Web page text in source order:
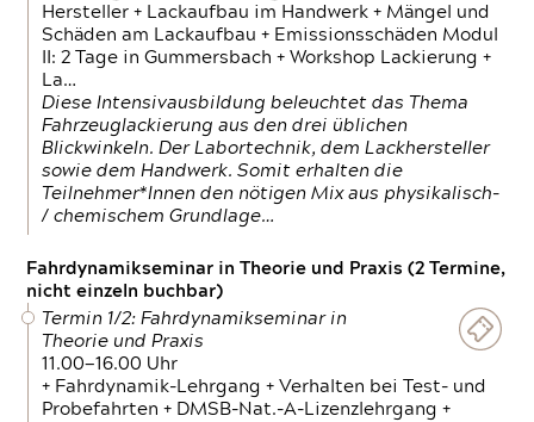
Hersteller + Lackaufbau im Handwerk + Mängel und
Schäden am Lackaufbau + Emissionsschäden Modul
II: 2 Tage in Gummersbach + Workshop Lackierung +
La…
Diese Intensivausbildung beleuchtet das Thema
Fahrzeuglackierung aus den drei üblichen
Blickwinkeln. Der Labortechnik, dem Lackhersteller
sowie dem Handwerk. Somit erhalten die
Teilnehmer*Innen den nötigen Mix aus physikalisch-
/ chemischem Grundlage…
Fahrdynamikseminar in Theorie und Praxis (2 Termine,
nicht einzeln buchbar)
Termin 1/2: Fahrdynamikseminar in
Theorie und Praxis
11.00—16.00 Uhr
+ Fahrdynamik-Lehrgang + Verhalten bei Test- und
Probefahrten + DMSB-Nat.-A-Lizenzlehrgang +